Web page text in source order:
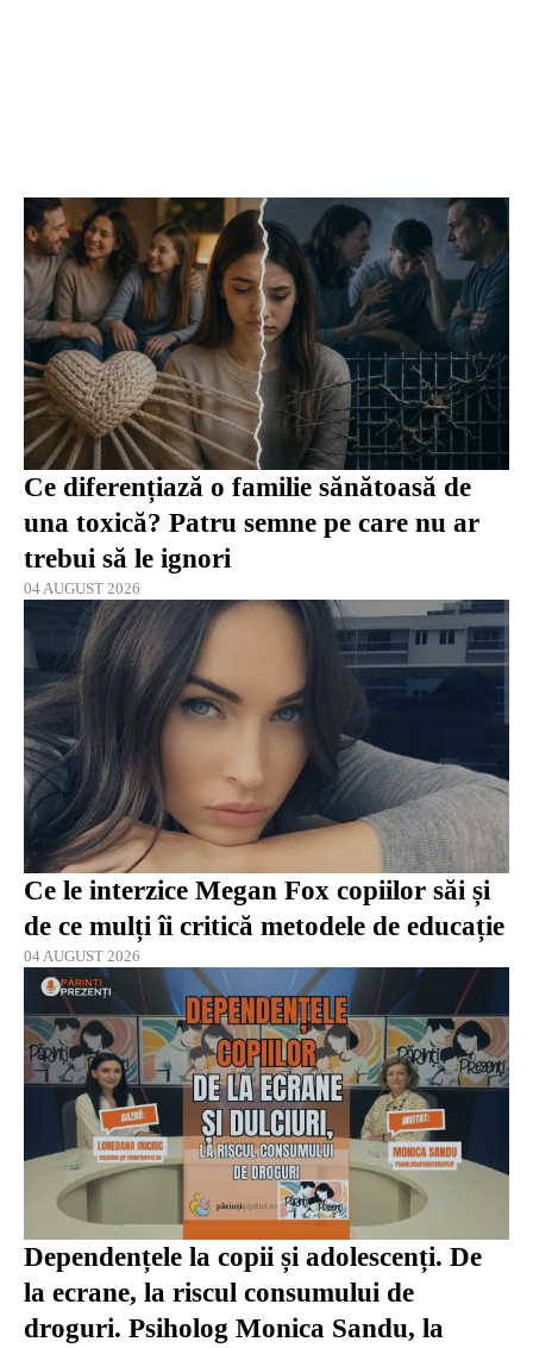
Ce diferențiază o familie sănătoasă de
una toxică? Patru semne pe care nu ar
trebui să le ignori
04 AUGUST 2026
Ce le interzice Megan Fox copiilor săi și
de ce mulți îi critică metodele de educație
04 AUGUST 2026
Dependențele la copii și adolescenți. De
la ecrane, la riscul consumului de
droguri. Psiholog Monica Sandu, la